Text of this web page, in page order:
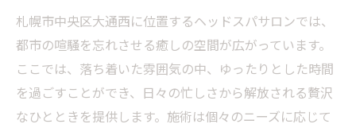
日常を忘れる贅沢なひととき
リラクゼーションがもたらす効果と持続性
頭皮ケアから始まる新しい自分
心の疲れを解消するためのメソッド
札幌市中央区大通西に位置するヘッドスパサロンでは、
都市の喧騒を忘れさせる癒しの空間が広がっています。
ここでは、落ち着いた雰囲気の中、ゆったりとした時間
を過ごすことができ、日々の忙しさから解放される贅沢
なひとときを提供します。施術は個々のニーズに応じて